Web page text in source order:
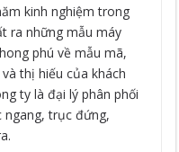
kinh nghiệm trong
ra những mẫu máy
phú về mẫu mã,
thị hiếu của khách
ty là đại lý phân phối
trục đứng,